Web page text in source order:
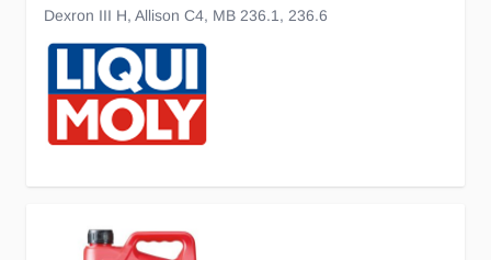
Dexron III H, Allison C4, MB 236.1, 236.6